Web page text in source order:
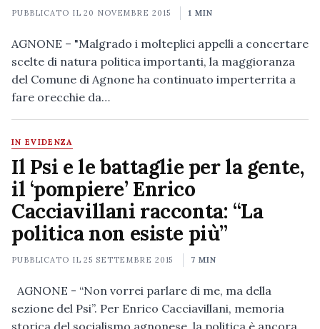
PUBBLICATO IL20 NOVEMBRE 2015 1 MIN
AGNONE – "Malgrado i molteplici appelli a concertare
scelte di natura politica importanti, la maggioranza
del Comune di Agnone ha continuato imperterrita a
fare orecchie da…
IN EVIDENZA
Il Psi e le battaglie per la gente,
il ‘pompiere’ Enrico
Cacciavillani racconta: “La
politica non esiste più”
PUBBLICATO IL25 SETTEMBRE 2015 7 MIN
AGNONE - “Non vorrei parlare di me, ma della
sezione del Psi”. Per Enrico Cacciavillani, memoria
storica del socialismo agnonese, la politica è ancora